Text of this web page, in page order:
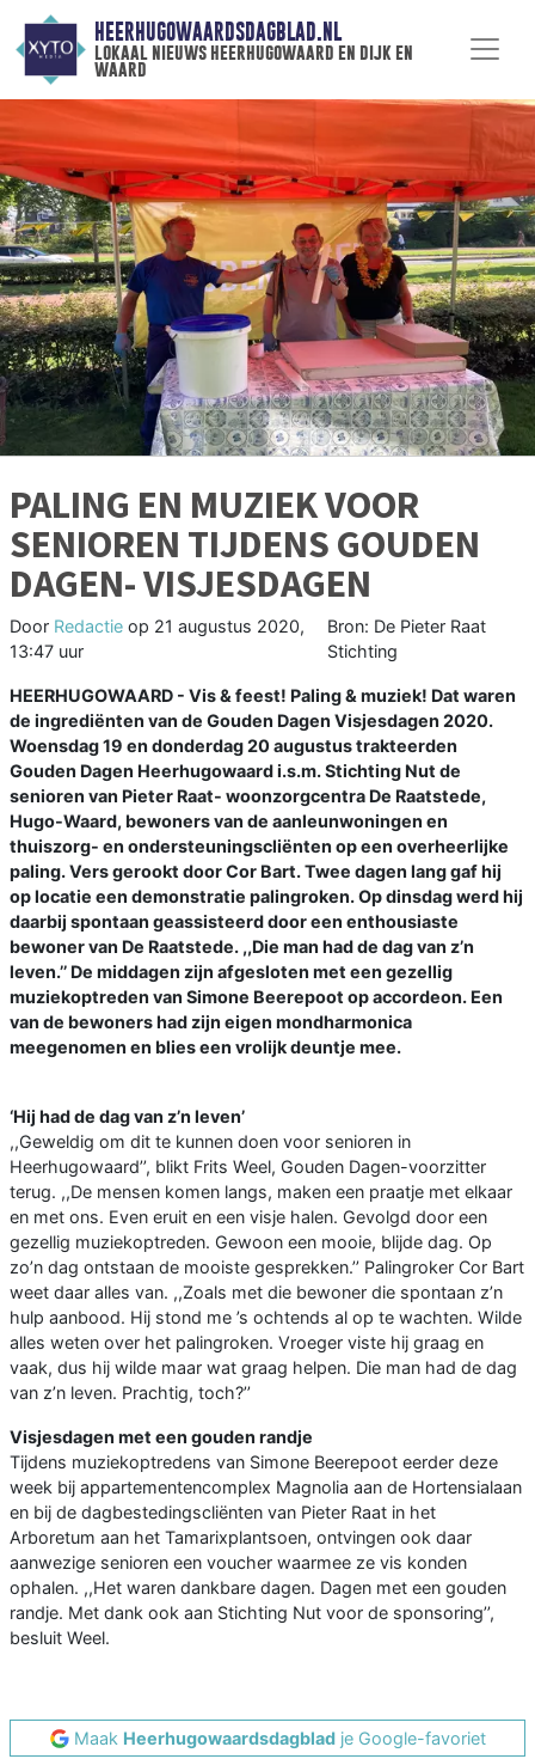
HEERHUGOWAARDSDAGBLAD.NL
lokaal nieuws heerhugowaard en dijk en
waard
PALING EN MUZIEK VOOR
SENIOREN TIJDENS GOUDEN
DAGEN- VISJESDAGEN
Door Redactie op 21 augustus 2020,
13:47 uur
Bron: De Pieter Raat
Stichting
HEERHUGOWAARD - Vis & feest! Paling & muziek! Dat waren
de ingrediënten van de Gouden Dagen Visjesdagen 2020.
Woensdag 19 en donderdag 20 augustus trakteerden
Gouden Dagen Heerhugowaard i.s.m. Stichting Nut de
senioren van Pieter Raat- woonzorgcentra De Raatstede,
Hugo-Waard, bewoners van de aanleunwoningen en
thuiszorg- en ondersteuningscliënten op een overheerlijke
paling. Vers gerookt door Cor Bart. Twee dagen lang gaf hij
op locatie een demonstratie palingroken. Op dinsdag werd hij
daarbij spontaan geassisteerd door een enthousiaste
bewoner van De Raatstede. ,,Die man had de dag van z’n
leven.’’ De middagen zijn afgesloten met een gezellig
muziekoptreden van Simone Beerepoot op accordeon. Een
van de bewoners had zijn eigen mondharmonica
meegenomen en blies een vrolijk deuntje mee.
‘Hij had de dag van z’n leven’
,,Geweldig om dit te kunnen doen voor senioren in
Heerhugowaard’’, blikt Frits Weel, Gouden Dagen-voorzitter
terug. ,,De mensen komen langs, maken een praatje met elkaar
en met ons. Even eruit en een visje halen. Gevolgd door een
gezellig muziekoptreden. Gewoon een mooie, blijde dag. Op
zo’n dag ontstaan de mooiste gesprekken.’’ Palingroker Cor Bart
weet daar alles van. ,,Zoals met die bewoner die spontaan z’n
hulp aanbood. Hij stond me ’s ochtends al op te wachten. Wilde
alles weten over het palingroken. Vroeger viste hij graag en
vaak, dus hij wilde maar wat graag helpen. Die man had de dag
van z’n leven. Prachtig, toch?’’
Visjesdagen met een gouden randje
Tijdens muziekoptredens van Simone Beerepoot eerder deze
week bij appartementencomplex Magnolia aan de Hortensialaan
en bij de dagbestedingscliënten van Pieter Raat in het
Arboretum aan het Tamarixplantsoen, ontvingen ook daar
aanwezige senioren een voucher waarmee ze vis konden
ophalen. ,,Het waren dankbare dagen. Dagen met een gouden
randje. Met dank ook aan Stichting Nut voor de sponsoring’’,
besluit Weel.
Maak Heerhugowaardsdagbladje Google-favoriet